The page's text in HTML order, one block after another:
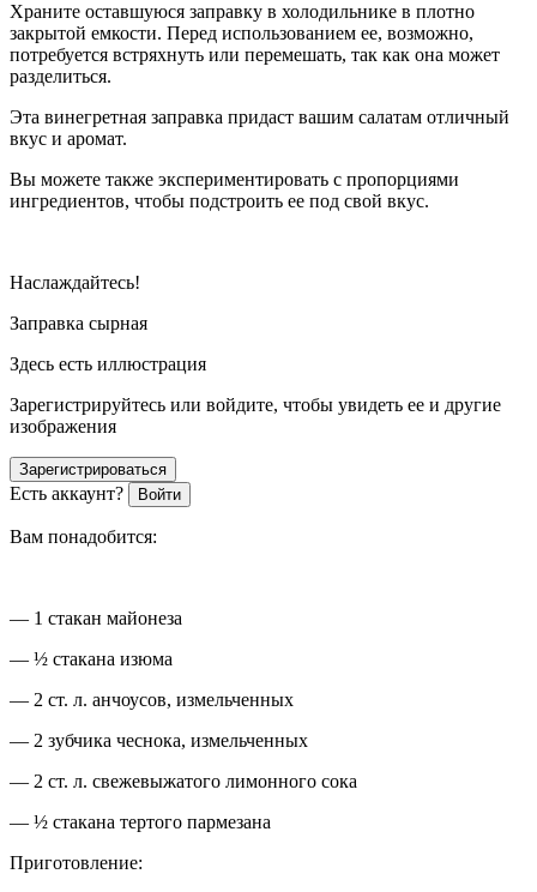
Храните оставшуюся заправку в холодильнике в плотно
закрытой емкости. Перед использованием ее, возможно,
потребуется встряхнуть или перемешать, так как она может
разделиться.
Эта винегретная заправка придаст вашим салатам отличный
вкус и аромат.
Вы можете также экспериментировать с пропорциями
ингредиентов, чтобы подстроить ее под свой вкус.
Наслаждайтесь!
Заправка сырная
Здесь есть иллюстрация
Зарегистрируйтесь или войдите, чтобы увидеть ее и другие
изображения
Зарегистрироваться
Есть аккаунт? Войти
Вам понадобится:
— 1 стакан майонеза
— ½ стакана изюма
— 2 ст. л. анчоусов, измельченных
— 2 зубчика чеснока, измельченных
— 2 ст. л. свежевыжатого лимонного сока
— ½ стакана тертого пармезана
Приготовление: